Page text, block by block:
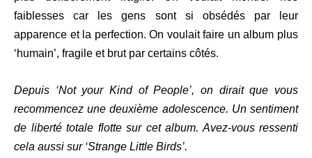
faiblesses car les gens sont si obsédés par leur
apparence et la perfection. On voulait faire un album plus
‘humain’, fragile et brut par certains côtés.
Depuis ‘Not your Kind of People’, on dirait que vous
recommencez une deuxième adolescence. Un sentiment
de liberté totale flotte sur cet album. Avez-vous ressenti
cela aussi sur ‘Strange Little Birds’.